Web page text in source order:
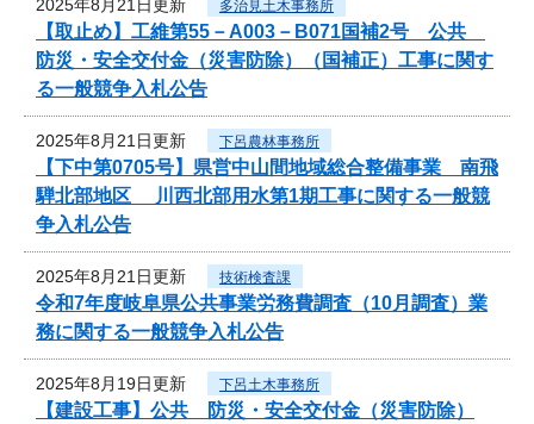
2025年8月21日更新 多治見土木事務所
【取止め】工維第55－A003－B071国補2号 公共
防災・安全交付金（災害防除）（国補正）工事に関す
る一般競争入札公告
2025年8月21日更新 下呂農林事務所
【下中第0705号】県営中山間地域総合整備事業 南飛
騨北部地区 川西北部用水第1期工事に関する一般競
争入札公告
2025年8月21日更新 技術検査課
令和7年度岐阜県公共事業労務費調査（10月調査）業
務に関する一般競争入札公告
2025年8月19日更新 下呂土木事務所
【建設工事】公共 防災・安全交付金（災害防除）